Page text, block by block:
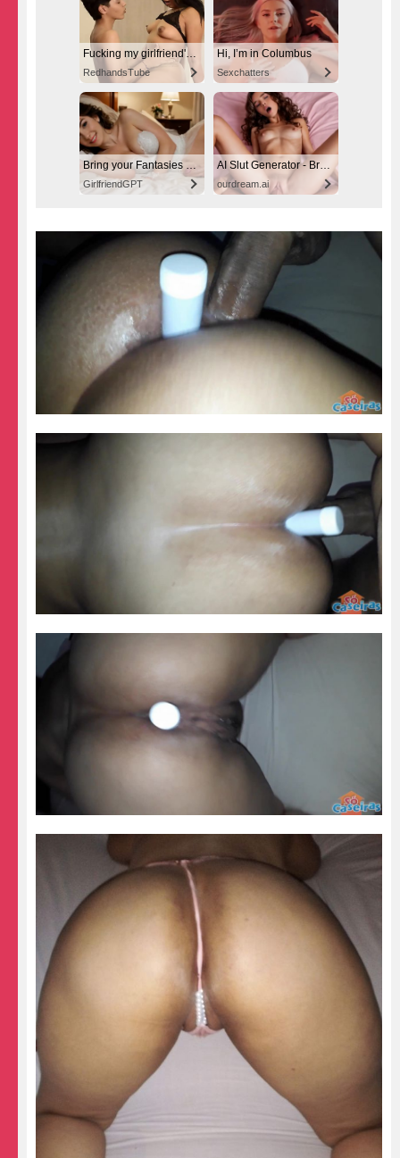
Fucking my girlfriend's hot mommy by mistake
RedhandsTube
Hi, I’m in Columbus
Sexchatters
Bring your Fantasies to life
GirlfriendGPT
AI Slut Generator - Bring your Fantasies to life 🔥
ourdream.ai